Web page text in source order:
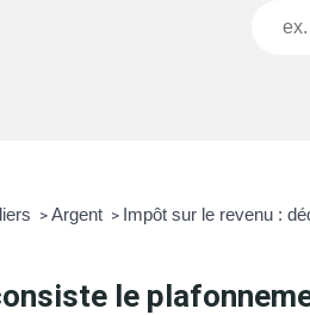
> Argent > Impôt sur le revenu :
le